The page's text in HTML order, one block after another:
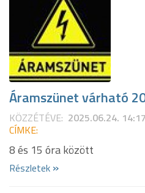
Áramszünet várható
KÖZZÉTÉVE: 2025.06.24. 14:17
CÍMKE:
8 és 15 óra között
Részletek »